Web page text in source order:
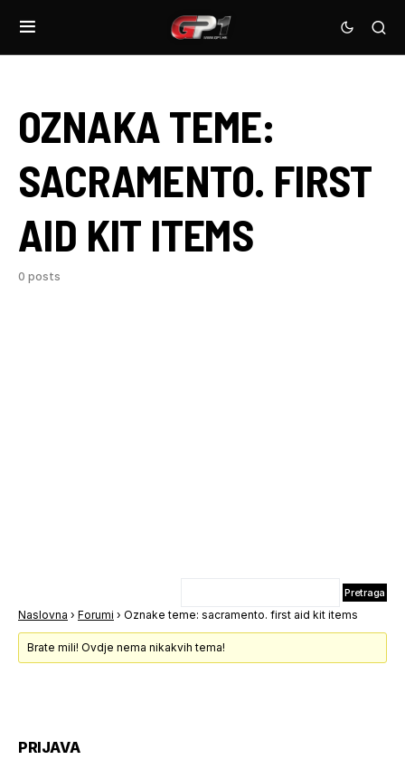
OZNAKA TEME:
SACRAMENTO. FIRST
AID KIT ITEMS
0 posts
Naslovna › Forumi › Oznake teme: sacramento. first aid kit items
Brate mili! Ovdje nema nikakvih tema!
PRIJAVA